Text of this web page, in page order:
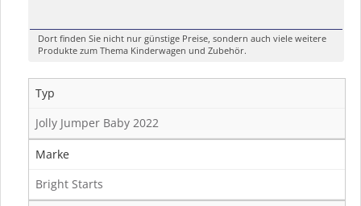
Dort finden Sie nicht nur günstige Preise, sondern auch viele weitere
Produkte zum Thema Kinderwagen und Zubehör.
Typ
Jolly Jumper Baby 2022
Marke
Bright Starts